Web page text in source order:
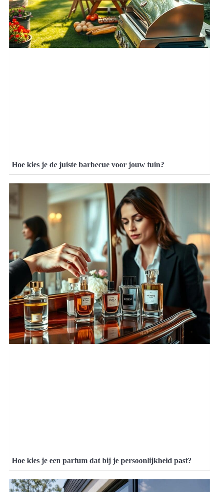
Hoe kies je de juiste barbecue voor jouw tuin?
Hoe kies je een parfum dat bij je persoonlijkheid past?